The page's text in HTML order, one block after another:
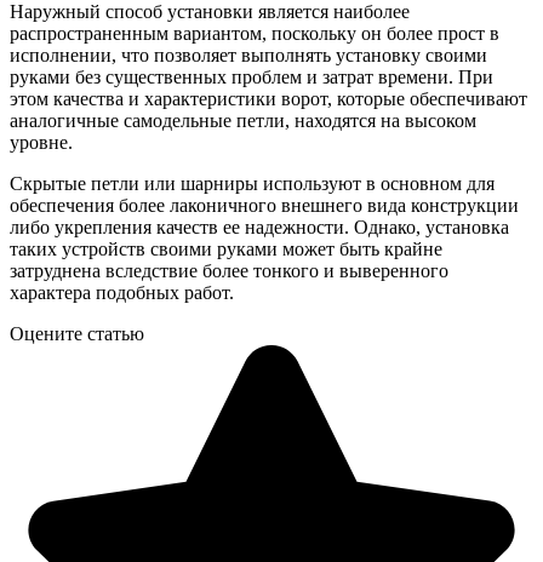
Наружный способ установки является наиболее
распространенным вариантом, поскольку он более прост в
исполнении, что позволяет выполнять установку своими
руками без существенных проблем и затрат времени. При
этом качества и характеристики ворот, которые обеспечивают
аналогичные самодельные петли, находятся на высоком
уровне.
Скрытые петли или шарниры используют в основном для
обеспечения более лаконичного внешнего вида конструкции
либо укрепления качеств ее надежности. Однако, установка
таких устройств своими руками может быть крайне
затруднена вследствие более тонкого и выверенного
характера подобных работ.
Оцените статью